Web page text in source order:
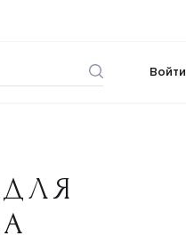
Войти